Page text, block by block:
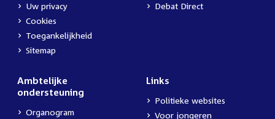
Uw privacy
Cookies
Toegankelijkheid
Sitemap
Debat Direct
Ambtelijke
ondersteuning
Organogram
Links
Politieke websites
Voor jongeren